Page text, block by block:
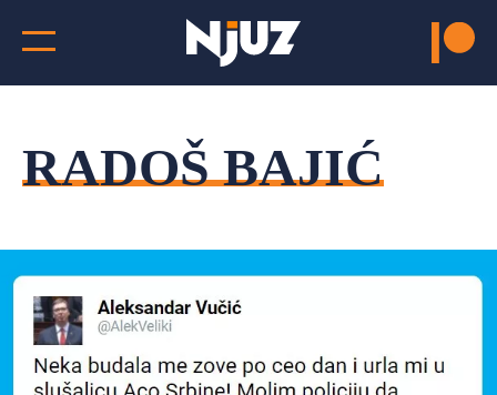
RADOŠ BAJIĆ